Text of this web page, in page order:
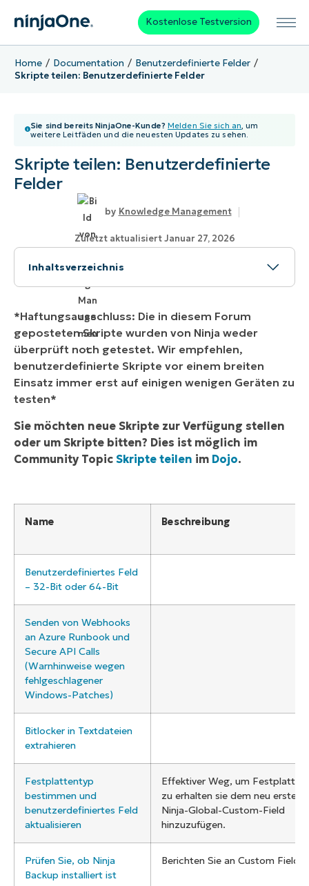
Kostenlose Testversion
Home Documentation
Benutzerdefinierte Felder
Skripte teilen: Benutzerdefinierte Felder
Sie sind bereits NinjaOne-Kunde? Melden Sie sich an, um
weitere Leitfäden und die neuesten Updates zu sehen.
Skripte teilen: Benutzerdefinierte
Felder
Knowledge Management
Zuletzt aktualisiert Januar 27, 2026
Inhaltsverzeichnis
Siehe auch
*Haftungsausschluss: Die in diesem Forum
geposteten Skripte wurden von Ninja weder
überprüft noch getestet. Wir empfehlen,
benutzerdefinierte Skripte vor einem breiten
Einsatz immer erst auf einigen wenigen Geräten zu
testen*
Sie möchten neue Skripte zur Verfügung stellen
oder um Skripte bitten? Dies ist möglich im
Community Topic Skripte teilen im Dojo.
Name Beschreibung
Benutzerdefiniertes Feld
– 32-Bit oder 64-Bit
Senden von Webhooks
an Azure Runbook und
Secure API Calls
(Warnhinweise wegen
fehlgeschlagener
Windows-Patches)
Bitlocker in Textdateien
extrahieren
Festplattentyp
bestimmen und
benutzerdefiniertes Feld
aktualisieren
Effektiver Weg, um
zu erhalten sie dem neu
Ninja-Global-Custom-Field
hinzuzufügen.
Prüfen Sie, ob Ninja
Backup installiert ist
Berichten Sie an Custom Field